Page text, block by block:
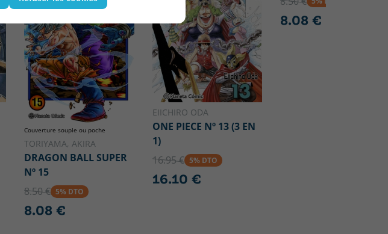
Couverture souple ou poche
TORIYAMA, AKIRA
DRAGON BALL SUPER
Nº 15
8.50 € 5% DTO
8.08 €
EIICHIRO ODA
ONE PIECE Nº 13 (3 EN
1)
16.95 € 5% DTO
16.10 €
8.08 €